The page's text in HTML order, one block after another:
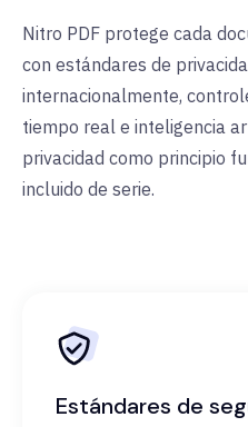
Nitro PDF protege cada
con estándares de
internacionalmente,
tiempo real e inteligencia
privacidad como principio
incluido de serie.
Estándares de